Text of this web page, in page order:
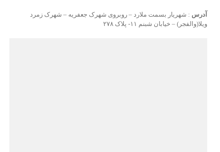
آدرس : شهریار بسمت ملارد – روبروی شهرک جعفریه – شهرک زمرد
ویلا(والفجر) – خیابان شبنم ۱۱- پلاک ۲۷۸